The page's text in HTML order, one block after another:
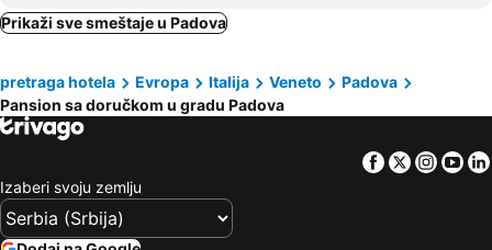
Codevigo, bed and breakfasts
Abano Terme, bed and breakfasts
Montegrotto Terme, bed and breakfasts
Torri di Quartesolo, bed and breakfasts
Quinto di Treviso, bed and breakfasts
Monselice, bed and breakfasts
Casale sul Sile, bed and breakfasts
Preganziol, bed and breakfasts
Mira, bed and breakfasts
Romano d'Ezzelino, bed and breakfasts
Prikaži sve smeštaje u Padova
pretraga hotela Evropa Italija Veneto
Padova
Pansion sa doručkom u gradu Padova
Facebook
Twitter
Izaberi svoju zemlju